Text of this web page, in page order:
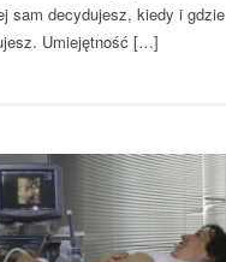
sam decydujesz, kiedy i gdzie
Umiejętność […]